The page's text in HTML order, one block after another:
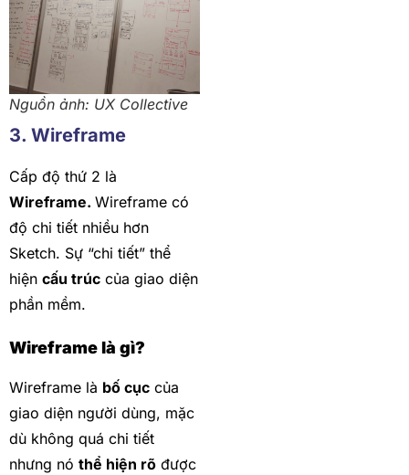
Nguồn ảnh: UX Collective
3. Wireframe
Cấp độ thứ 2 là
Wireframe. Wireframe có
độ chi tiết nhiều hơn
Sketch. Sự “chi tiết” thể
hiện cấu trúc của giao diện
phần mềm.
Wireframe là gì?
Wireframe là bố cục của
giao diện người dùng, mặc
dù không quá chi tiết
nhưng nó thể hiện rõ được